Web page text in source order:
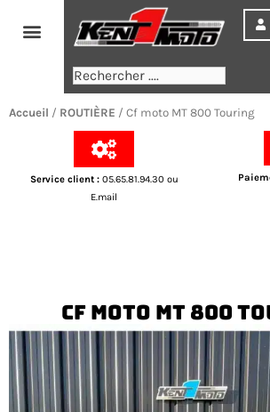
Rechercher
Accueil / ROUTIÈRE / Cf moto MT 800 Touring
Service client: 05.65.81.94.30 ou
E.mail
Cf moto MT 800